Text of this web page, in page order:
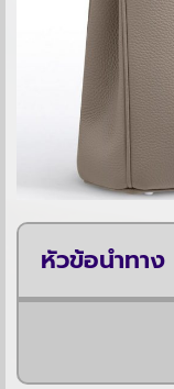
หัวข้อนำทาง